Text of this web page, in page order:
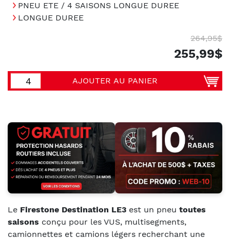
PNEU ETE / 4 SAISONS LONGUE DUREE
LONGUE DUREE
264,95$
255,99$
AJOUTER AU PANIER
Le Firestone Destination LE3 est un pneu toutes
saisons conçu pour les VUS, multisegments,
camionnettes et camions légers recherchant une